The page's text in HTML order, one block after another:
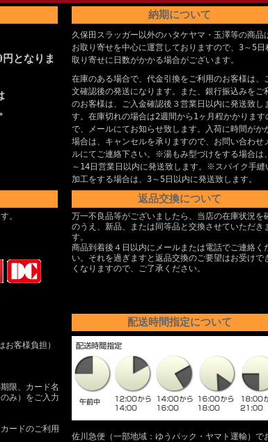
となりま
納期について
久保田スラッガー以外のハタケヤマ・玉澤等の商品
お取り寄せを中心に運営しておりますので、3～5日
取り寄せに日数がかかる場合がございます。
在庫のある場合で、代金引換をご利用のお客様は、
文確認後の発送になります。また、銀行振込みをご
のお客様は、ご入金確認後３営業日以内に発送致し
す。在庫切れの場合は2週間から1ヶ月程かかります
で、メールにてお知らせ致します。入荷に時間がか
場合は、キャンセルを承りますので、お問い合わせ
ルにてご連絡下さい。※湯もみ型づけをする場合は
～14日営業日以内に発送致します。※スパイク手縫
加工をする場合は、3～5日以内に発送致します。
。
客様負担）
限、カード名
み）をご入力
ードのご利用
返品交換について
万一不良品等がございましたら、当店の在庫状況を
のうえ、新品、または同等品と交換させていただき
す。
商品到着後４日以内にメールまたは電話でご連絡く
い。それを過ぎますと返品交換のご要望はお受けで
くなりますので、ご了承ください。
配送時間指定について
佐川急便（一部地域：ゆうパック・ヤマト運輸）で